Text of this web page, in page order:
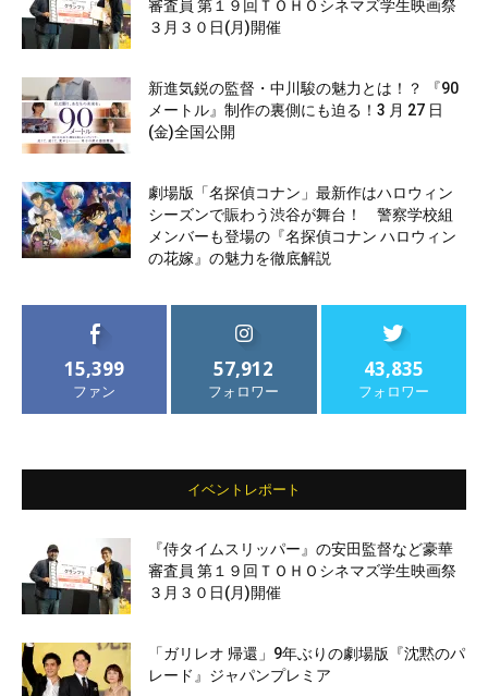
審査員 第１９回ＴＯＨＯシネマズ学生映画祭
３月３０日(月)開催
新進気鋭の監督・中川駿の魅力とは！？ 『90
メートル』制作の裏側にも迫る！3 月 27 日
(金)全国公開
劇場版「名探偵コナン」最新作はハロウィン
シーズンで賑わう渋谷が舞台！ 警察学校組
メンバーも登場の『名探偵コナン ハロウィン
の花嫁』の魅力を徹底解説
15,399
ファン
57,912
フォロワー
43,835
フォロワー
イベントレポート
『侍タイムスリッパー』の安田監督など豪華
審査員 第１９回ＴＯＨＯシネマズ学生映画祭
３月３０日(月)開催
「ガリレオ 帰還」9年ぶりの劇場版『沈黙のパ
レード』ジャパンプレミア